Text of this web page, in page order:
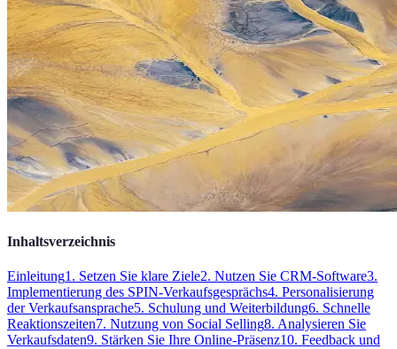
Inhaltsverzeichnis
Einleitung1. Setzen Sie klare Ziele2. Nutzen Sie CRM-Software3.
Implementierung des SPIN-Verkaufsgesprächs4. Personalisierung
der Verkaufsansprache5. Schulung und Weiterbildung6. Schnelle
Reaktionszeiten7. Nutzung von Social Selling8. Analysieren Sie
Verkaufsdaten9. Stärken Sie Ihre Online-Präsenz10. Feedback und